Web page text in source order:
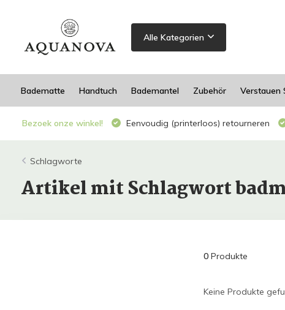
Alle Kategorien
Badematte Handtuch Bademantel Zubehör Verstauen
Bezoek onze winkel! Eenvoudig (printerloos) retourneren
Schlagworte
Artikel mit Schlagwort
0Produkte
Keine Produkte